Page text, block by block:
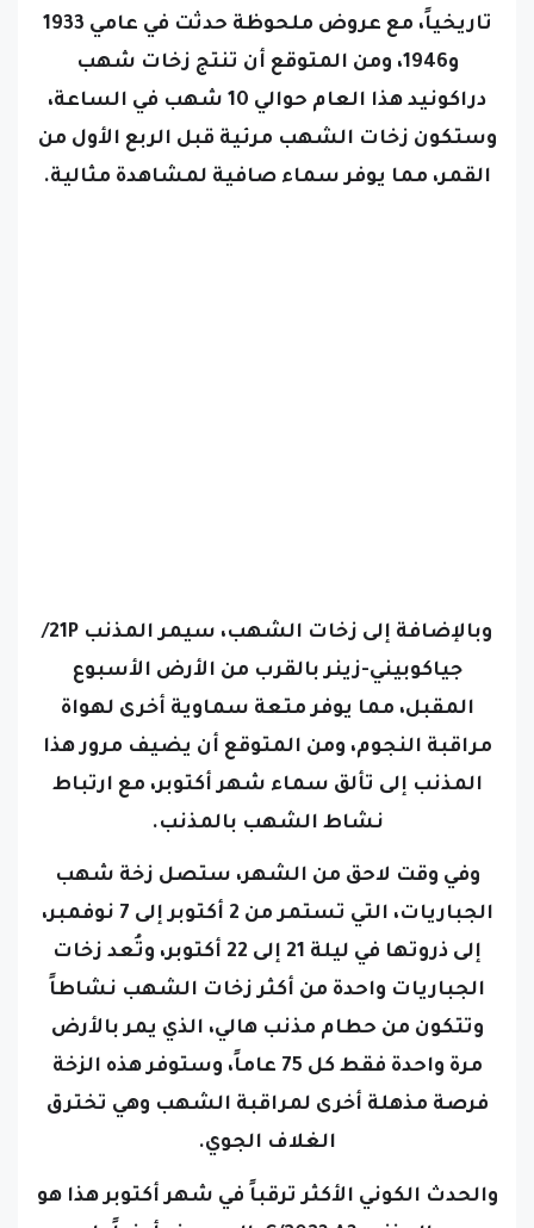
تاريخياً، مع عروض ملحوظة حدثت في عامي 1933
و1946، ومن المتوقع أن تنتج زخات شهب
دراكونيد هذا العام حوالي 10 شهب في الساعة،
وستكون زخات الشهب مرئية قبل الربع الأول من
القمر، مما يوفر سماء صافية لمشاهدة مثالية.
وبالإضافة إلى زخات الشهب، سيمر المذنب 21P/
جياكوبيني-زينر بالقرب من الأرض الأسبوع
المقبل، مما يوفر متعة سماوية أخرى لهواة
مراقبة النجوم، ومن المتوقع أن يضيف مرور هذا
المذنب إلى تألق سماء شهر أكتوبر، مع ارتباط
نشاط الشهب بالمذنب.
وفي وقت لاحق من الشهر، ستصل زخة شهب
الجباريات، التي تستمر من 2 أكتوبر إلى 7 نوفمبر،
إلى ذروتها في ليلة 21 إلى 22 أكتوبر، وتُعد زخات
الجباريات واحدة من أكثر زخات الشهب نشاطاً
وتتكون من حطام مذنب هالي، الذي يمر بالأرض
مرة واحدة فقط كل 75 عاماً، وستوفر هذه الزخة
فرصة مذهلة أخرى لمراقبة الشهب وهي تخترق
الغلاف الجوي.
والحدث الكوني الأكثر ترقباً في شهر أكتوبر هذا هو